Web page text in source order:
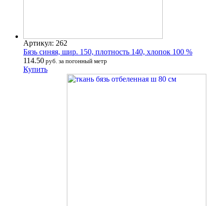
Артикул: 262
Бязь синяя, шир. 150, плотность 140, хлопок 100 %
114.50 руб. за погонный метр
Купить